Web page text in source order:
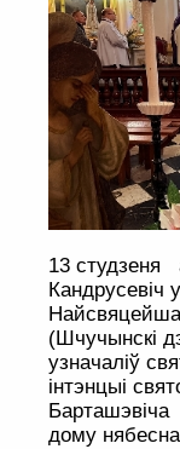
13 студзеня
Кандрусевіч
(Шчучынскі
узначаліў
інтэнцыі
дому